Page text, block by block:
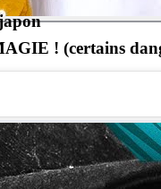
! (certains